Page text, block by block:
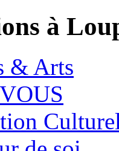
à
& Arts